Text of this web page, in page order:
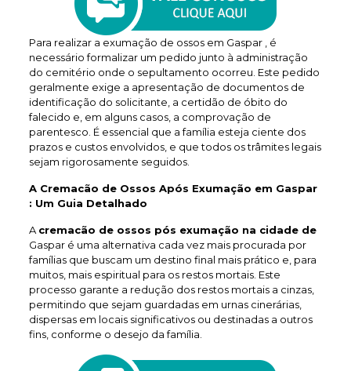
Para realizar a exumação de ossos em Gaspar , é
necessário formalizar um pedido junto à administração
do cemitério onde o sepultamento ocorreu. Este pedido
geralmente exige a apresentação de documentos de
identificação do solicitante, a certidão de óbito do
falecido e, em alguns casos, a comprovação de
parentesco. É essencial que a família esteja ciente dos
prazos e custos envolvidos, e que todos os trâmites legais
sejam rigorosamente seguidos.
A Cremacão de Ossos Após Exumação em Gaspar
: Um Guia Detalhado
A cremacão de ossos pós exumação na cidade de
Gaspar é uma alternativa cada vez mais procurada por
famílias que buscam um destino final mais prático e, para
muitos, mais espiritual para os restos mortais. Este
processo garante a redução dos restos mortais a cinzas,
permitindo que sejam guardadas em urnas cinerárias,
dispersas em locais significativos ou destinadas a outros
fins, conforme o desejo da família.